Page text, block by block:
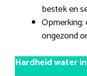
bestek en
Opmerking:
ongezond
Hardheid water